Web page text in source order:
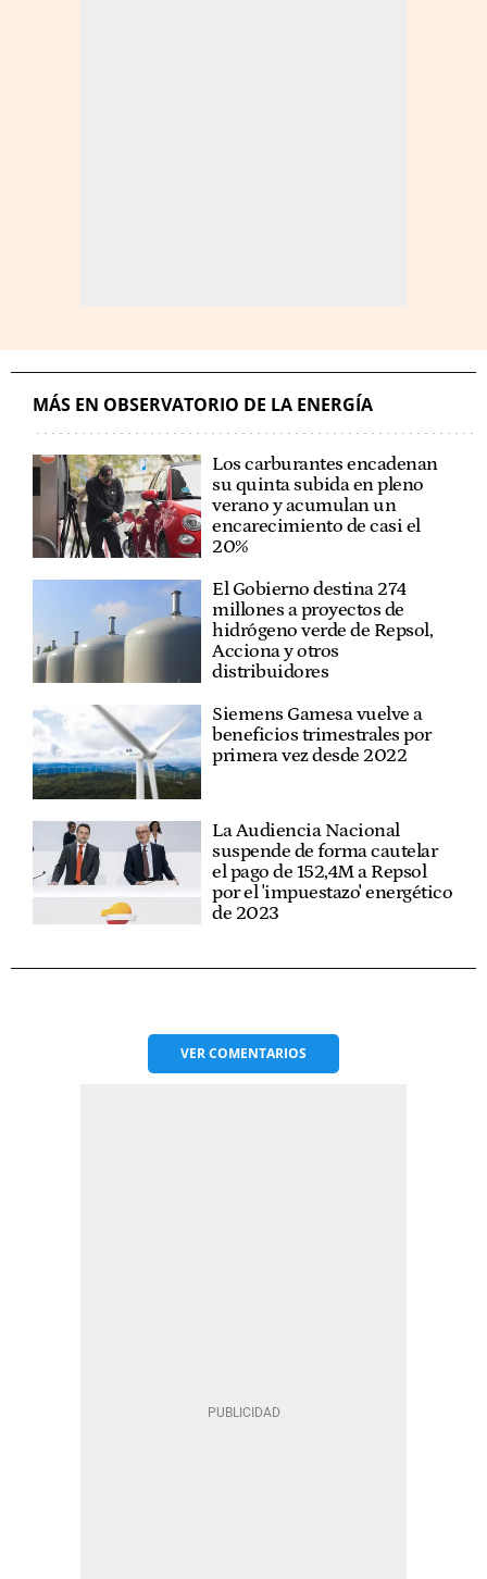
MÁS EN OBSERVATORIO DE LA ENERGÍA
Los carburantes encadenan
su quinta subida en pleno
verano y acumulan un
encarecimiento de casi el
20%
El Gobierno destina 274
millones a proyectos de
hidrógeno verde de Repsol,
Acciona y otros
distribuidores
Siemens Gamesa vuelve a
beneficios trimestrales por
primera vez desde 2022
La Audiencia Nacional
suspende de forma cautelar
el pago de 152,4M a Repsol
por el 'impuestazo' energético
de 2023
VERCOMENTARIOS